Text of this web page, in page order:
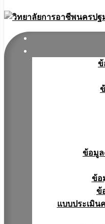
ข้
ข้อมูล
ข้อ
ข้
แบบประเมิน